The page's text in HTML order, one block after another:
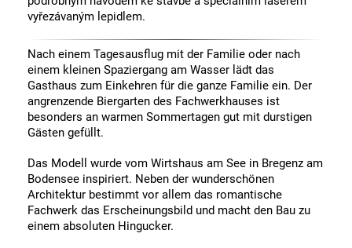
vyřezávaným lepidlem.
Nach einem Tagesausflug mit der Familie oder nach
einem kleinen Spaziergang am Wasser lädt das
Gasthaus zum Einkehren für die ganze Familie ein. Der
angrenzende Biergarten des Fachwerkhauses ist
besonders an warmen Sommertagen gut mit durstigen
Gästen gefüllt.
Das Modell wurde vom Wirtshaus am See in Bregenz am
Bodensee inspiriert. Neben der wunderschönen
Architektur bestimmt vor allem das romantische
Fachwerk das Erscheinungsbild und macht den Bau zu
einem absoluten Hingucker.